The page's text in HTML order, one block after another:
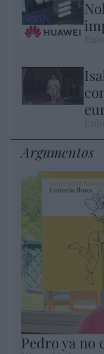
Argumentos
Pedro ya no